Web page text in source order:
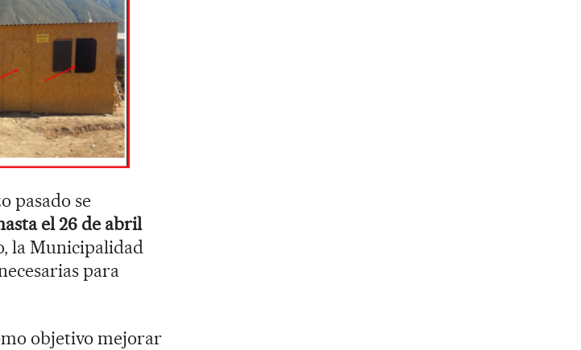
pasado se
el 26 de abril
la Municipalidad
para
objetivo mejorar